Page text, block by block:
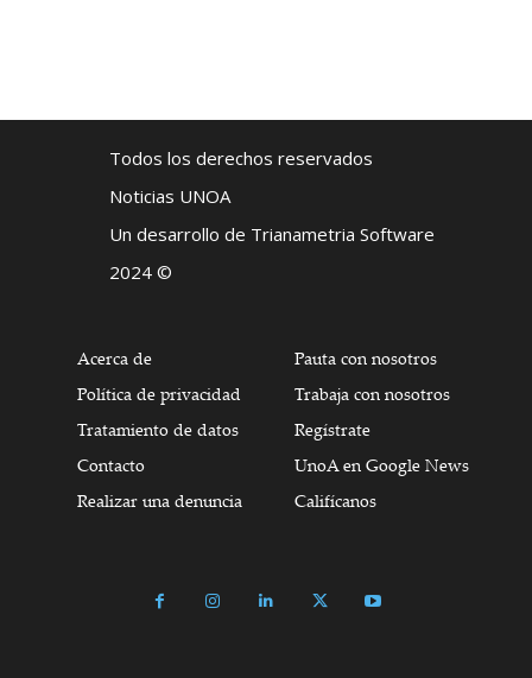
Todos los derechos reservados
Noticias UNOA
Un desarrollo de Trianametria Software
2024 ©
Acerca de
Política de privacidad
Tratamiento de datos
Contacto
Realizar una denuncia
Pauta con nosotros
Trabaja con nosotros
Regístrate
UnoA en Google News
Califícanos